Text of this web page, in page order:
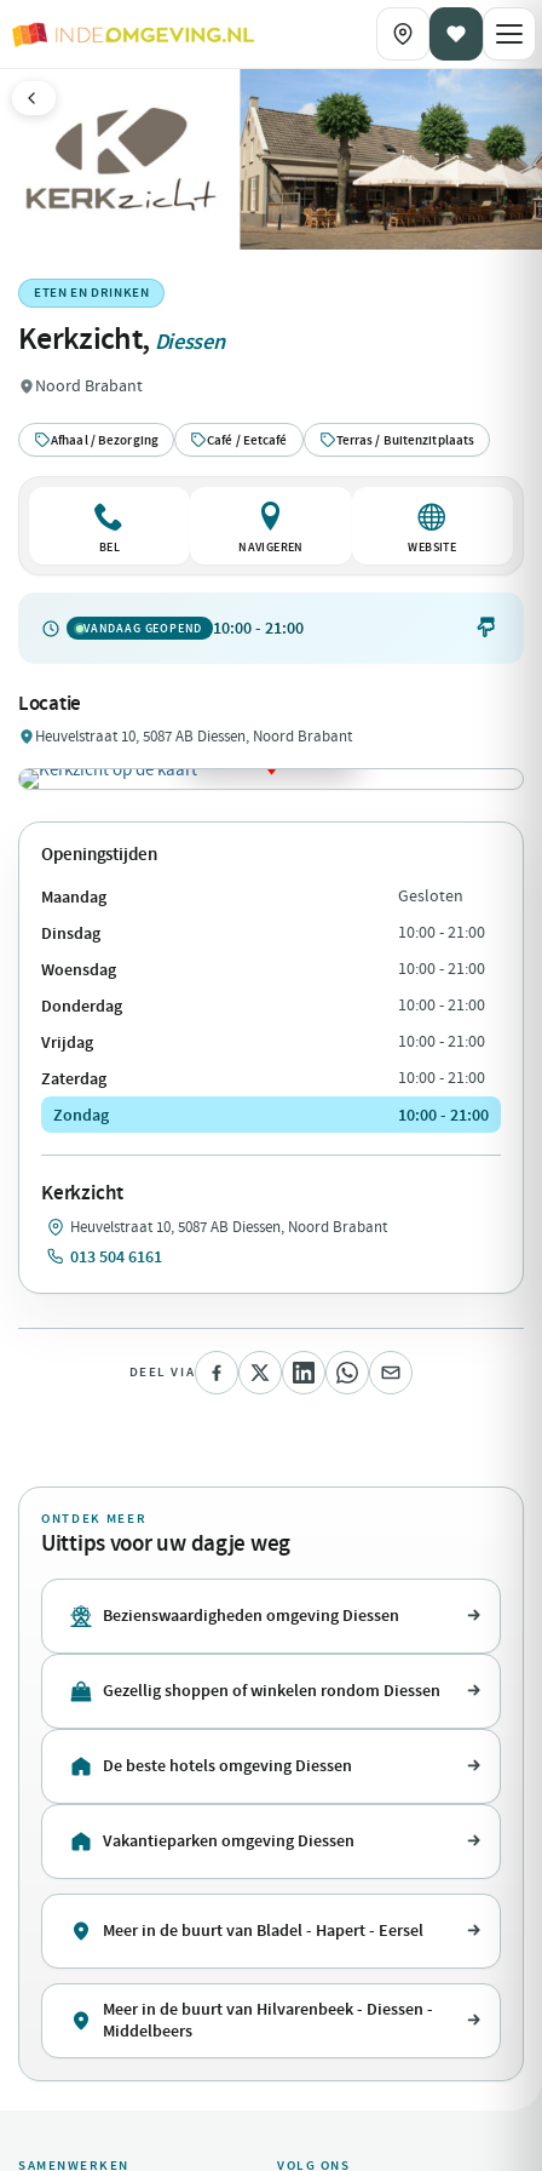
ETEN EN DRINKEN
Kerkzicht, Diessen
Noord Brabant
Afhaal / Bezorging Café / Eetcafé Terras / Buitenzitplaats
BEL NAVIGEREN WEBSITE
VANDAAG GEOPEND 10:00 - 21:00 
Locatie
Heuvelstraat 10, 5087 AB Diessen, Noord Brabant
Openingstijden
Maandag Gesloten
Dinsdag 10:00 - 21:00
Woensdag 10:00 - 21:00
Donderdag 10:00 - 21:00
Vrijdag 10:00 - 21:00
Zaterdag 10:00 - 21:00
Zondag 10:00 - 21:00
Kerkzicht
Heuvelstraat 10, 5087 AB Diessen, Noord Brabant
013 504 6161
DEEL VIA
ONTDEK MEER
Uittips voor uw dagje weg
Bezienswaardigheden omgeving Diessen
Gezellig shoppen of winkelen rondom Diessen
De beste hotels omgeving Diessen
Vakantieparken omgeving Diessen
Meer in de buurt van Bladel - Hapert - Eersel
Meer in de buurt van Hilvarenbeek - Diessen -
Middelbeers
SAMENWERKEN VOLG ONS